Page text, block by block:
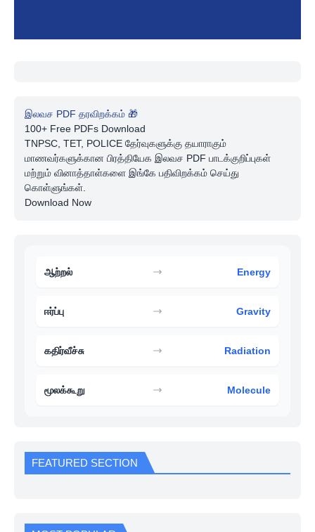
இலவச PDF தரவிறக்கம் 🎁
100+ Free PDFs Download
TNPSC, TET, POLICE தேர்வுகளுக்கு தயாராகும்
மாணவர்களுக்கான பிரத்தியேக இலவச PDF பாடக்குறிப்புகள்
மற்றும் வினாத்தாள்களை இங்கே பதிவிறக்கம் செய்து
கொள்ளுங்கள்.
Download Now
ஆற்றல் Energy
ஈர்ப்பு Gravity
கதிர்வீச்சு Radiation
மூலக்கூறு Molecule
FEATURED SECTION